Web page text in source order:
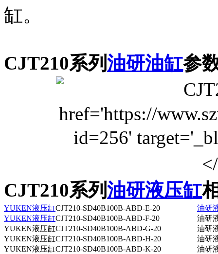
缸。
CJT210系列 油研油缸参
CJT210系列 油研液压缸
YUKEN液压缸CJT210-SD40B100B-ABD-E-20
YUKEN液压缸CJT210-SD40B100B-ABD-F-20
YUKEN液压缸CJT210-SD40B100B-ABD-G-20
YUKEN液压缸CJT210-SD40B100B-ABD-H-20
YUKEN液压缸CJT210-SD40B100B-ABD-K-20
油研
油研
油研
油研
油研